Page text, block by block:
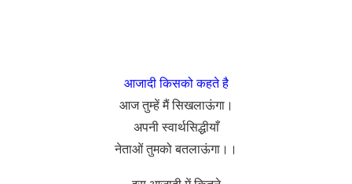
आजादी किसको कहते है
आज तुम्हें मैं सिखलाऊंगा।
अपनी स्वार्थसिद्धीयाँ
नेताओं तुमको बतलाऊंगा।।